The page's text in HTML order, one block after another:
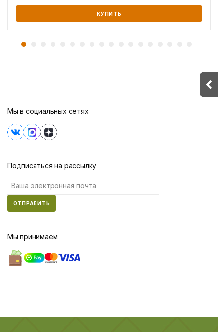
КУПИТЬ
Мы в социальных сетях
Подписаться на рассылку
ОТПРАВИТЬ
Мы принимаем